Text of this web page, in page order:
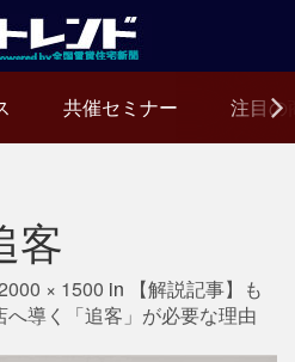
共催セミナー 注目の
客
× 1500 in
【解説記事】も
導く「追客」が必要な理由